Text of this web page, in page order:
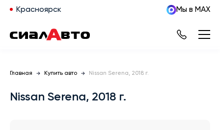
Красноярск Мы в MAX
Главная Купить авто Nissan Serena, 2018 г.
Nissan Serena, 2018 г.